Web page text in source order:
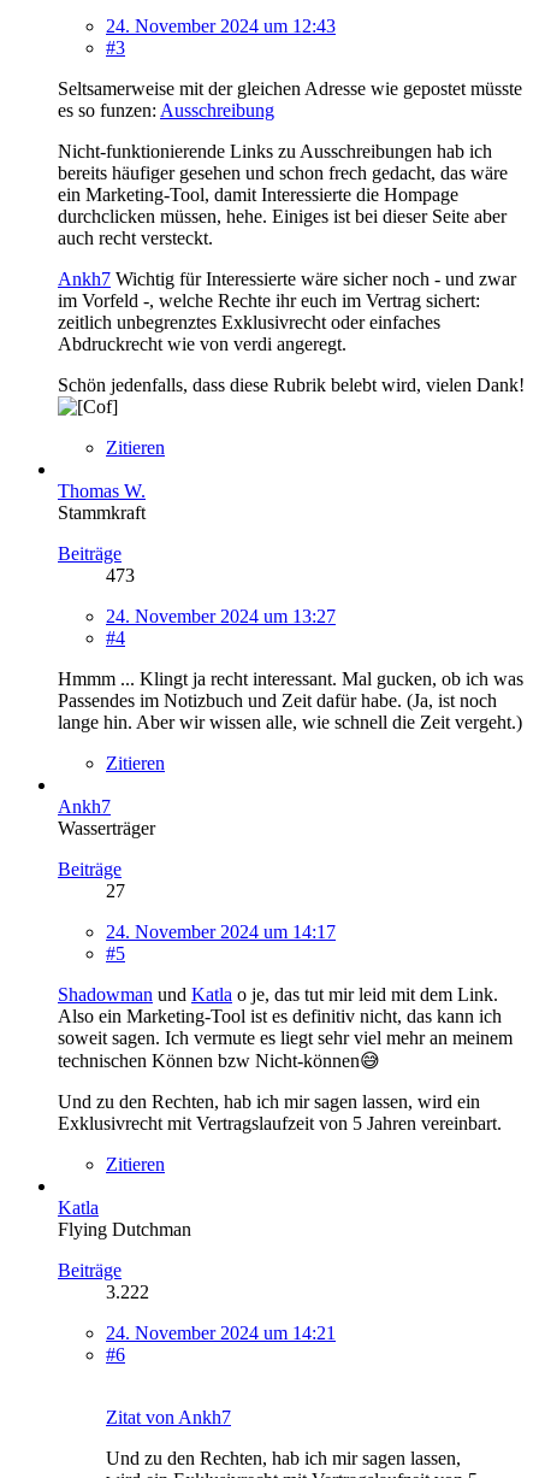
24. November 2024 um 12:43
#3
Seltsamerweise mit der gleichen Adresse wie gepostet müsste
es so funzen: Ausschreibung
Nicht-funktionierende Links zu Ausschreibungen hab ich
bereits häufiger gesehen und schon frech gedacht, das wäre
ein Marketing-Tool, damit Interessierte die Hompage
durchclicken müssen, hehe. Einiges ist bei dieser Seite aber
auch recht versteckt.
Ankh7 Wichtig für Interessierte wäre sicher noch - und zwar
im Vorfeld -, welche Rechte ihr euch im Vertrag sichert:
zeitlich unbegrenztes Exklusivrecht oder einfaches
Abdruckrecht wie von verdi angeregt.
Schön jedenfalls, dass diese Rubrik belebt wird, vielen Dank!
Zitieren
Thomas W.
Stammkraft
Beiträge
473
24. November 2024 um 13:27
#4
Hmmm ... Klingt ja recht interessant. Mal gucken, ob ich was
Passendes im Notizbuch und Zeit dafür habe. (Ja, ist noch
lange hin. Aber wir wissen alle, wie schnell die Zeit vergeht.)
Zitieren
Ankh7
Wasserträger
Beiträge
27
24. November 2024 um 14:17
#5
Shadowman und Katla o je, das tut mir leid mit dem Link.
Also ein Marketing-Tool ist es definitiv nicht, das kann ich
soweit sagen. Ich vermute es liegt sehr viel mehr an meinem
technischen Können bzw Nicht-können😅
Und zu den Rechten, hab ich mir sagen lassen, wird ein
Exklusivrecht mit Vertragslaufzeit von 5 Jahren vereinbart.
Zitieren
Katla
Flying Dutchman
Beiträge
3.222
24. November 2024 um 14:21
#6
Zitat von Ankh7
Und zu den Rechten, hab ich mir sagen lassen,